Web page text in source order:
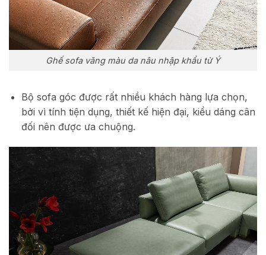
Ghế sofa văng màu da nâu nhập khẩu từ Ý
Bộ sofa góc được rất nhiều khách hàng lựa chọn,
bởi vì tính tiện dụng, thiết kế hiện đại, kiểu dáng cân
đối nên được ưa chuộng.